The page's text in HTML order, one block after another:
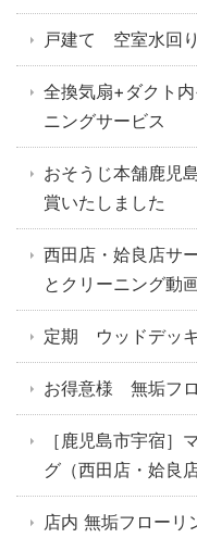
戸建て 空室水回
全換気扇+ダクト
ニングサービス
おそうじ本舗鹿児
賞いたしました
西田店・姶良店サ
とクリーニング動
定期 ウッドデッ
お得意様 無垢フ
［鹿児島市宇宿］
グ（西田店・姶良店
店内 無垢フローリ